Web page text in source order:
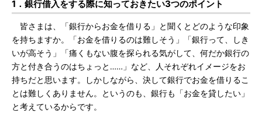
1．銀行借入をする際に知っておきたい3つのポイント
皆さまは、「銀行からお金を借りる」と聞くとどのような印象
を持ちますか。「お金を借りるのは難しそう」「銀行って、しき
いが高そう」「痛くもない腹を探られる気がして、何だか銀行の
方と付き合うのはちょっと……」など、人それぞれイメージをお
持ちだと思います。しかしながら、決して銀行でお金を借りるこ
とは難しくありません。というのも、銀行も「お金を貸したい」
と考えているからです。